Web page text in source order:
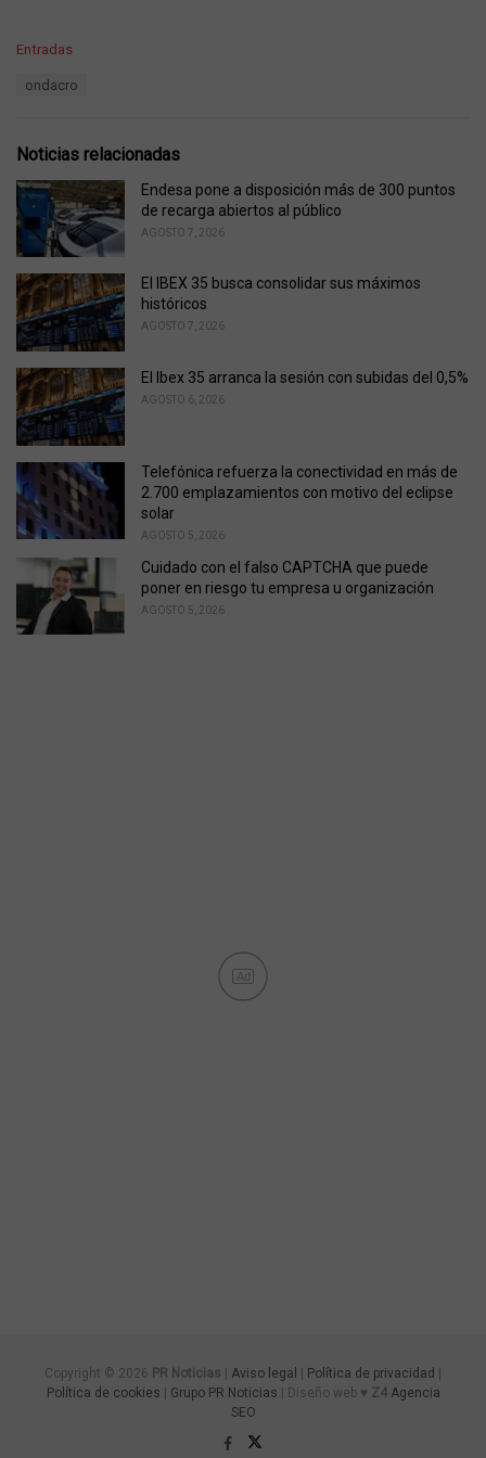
C
o
r
i
e
s
Entradas
:
ondacro
Noticias relacionadas
Endesa pone a disposición más de 300 puntos
de recarga abiertos al público
AGOSTO 7, 2026
El IBEX 35 busca consolidar sus máximos
históricos
AGOSTO 7, 2026
El Ibex 35 arranca la sesión con subidas del 0,5%
AGOSTO 6, 2026
Telefónica refuerza la conectividad en más de
2.700 emplazamientos con motivo del eclipse
solar
AGOSTO 5, 2026
Cuidado con el falso CAPTCHA que puede
poner en riesgo tu empresa u organización
AGOSTO 5, 2026
Ad
Copyright © 2026 PR Noticias Aviso legal Política de privacidad
Política de cookies
Grupo PR Noticias | Diseño web ♥ Z4 Agencia
SEO